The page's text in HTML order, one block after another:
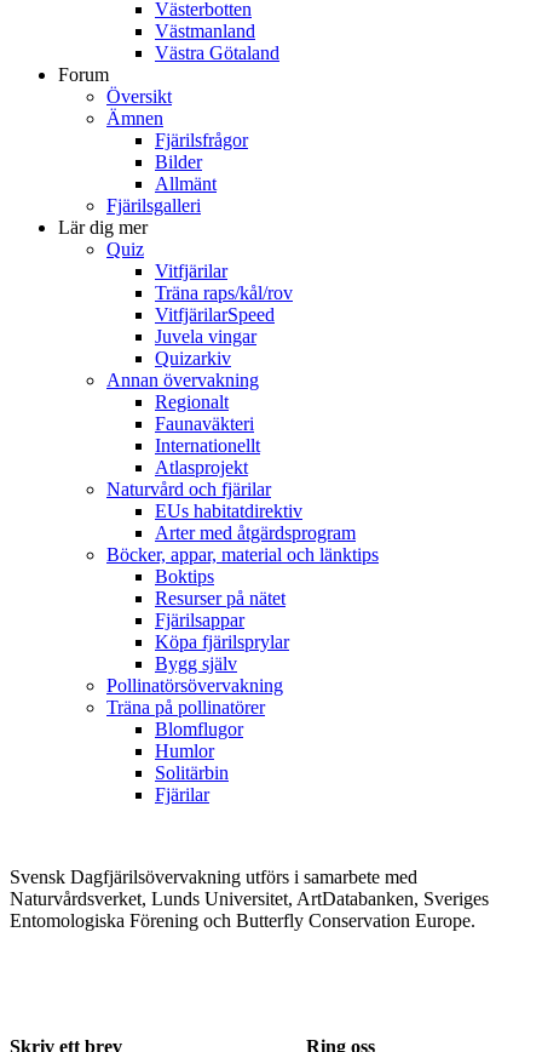
Västerbotten
Västmanland
Västra Götaland
Forum
Översikt
Ämnen
Fjärilsfrågor
Bilder
Allmänt
Fjärilsgalleri
Lär dig mer
Quiz
Vitfjärilar
Träna raps/kål/rov
VitfjärilarSpeed
Juvela vingar
Quizarkiv
Annan övervakning
Regionalt
Faunaväkteri
Internationellt
Atlasprojekt
Naturvård och fjärilar
EUs habitatdirektiv
Arter med åtgärdsprogram
Böcker, appar, material och länktips
Boktips
Resurser på nätet
Fjärilsappar
Köpa fjärilsprylar
Bygg själv
Pollinatörsövervakning
Träna på pollinatörer
Blomflugor
Humlor
Solitärbin
Fjärilar
Svensk Dagfjärilsövervakning utförs i samarbete med
Naturvårdsverket, Lunds Universitet, ArtDatabanken, Sveriges
Entomologiska Förening och Butterfly Conservation Europe.
Skriv ett brev Ring oss